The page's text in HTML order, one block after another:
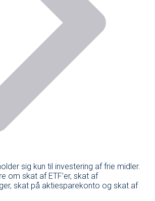
sig kun til investering af frie midler.
om skat af ETF’er, skat af
skat på aktiesparekonto og skat af